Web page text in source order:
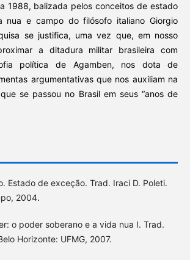
1988, balizada pelos conceitos de estado
nua e campo do filósofo italiano Giorgio
se justifica, uma vez que, em nosso
a ditadura militar brasileira com
política de Agamben, nos dota de
argumentativas que nos auxiliam na
se passou no Brasil em seus “anos de
Estado de exceção. Trad. Iraci D. Poleti.
2004.
o poder soberano e a vida nua I. Trad.
Horizonte: UFMG, 2007.